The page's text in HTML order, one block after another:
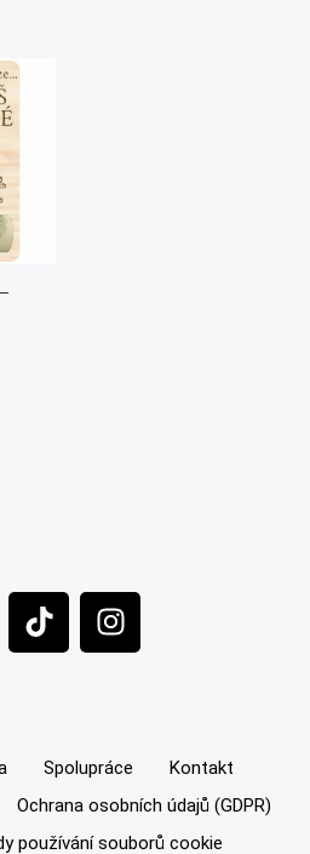
T
i
k
I
n
g
a
Spolupráce
Kontakt
Ochrana osobních údajů (GDPR)
používání souborů cookie